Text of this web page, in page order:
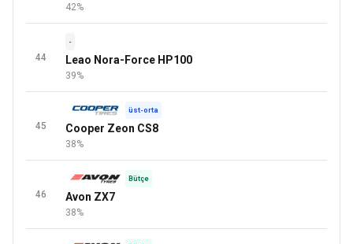
42%
44
-
Leao Nora-Force HP100
39%
45
üst-orta
Cooper Zeon CS8
38%
46
Bütçe
Avon ZX7
38%